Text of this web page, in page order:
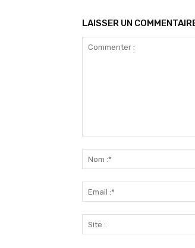
LAISSER UN